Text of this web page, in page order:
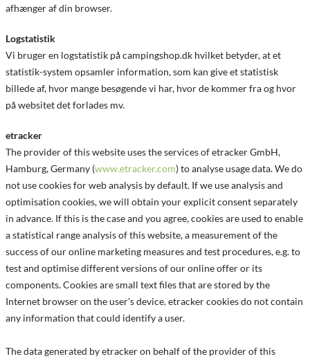
afhænger af din browser.
Logstatistik
Vi bruger en logstatistik på campingshop.dk hvilket betyder, at et
statistik-system opsamler information, som kan give et statistisk
billede af, hvor mange besøgende vi har, hvor de kommer fra og hvor
på websitet det forlades mv.
etracker
The provider of this website uses the services of etracker GmbH,
Hamburg, Germany (www.etracker.com) to analyse usage data. We do
not use cookies for web analysis by default. If we use analysis and
optimisation cookies, we will obtain your explicit consent separately
in advance. If this is the case and you agree, cookies are used to enable
a statistical range analysis of this website, a measurement of the
success of our online marketing measures and test procedures, e.g. to
test and optimise different versions of our online offer or its
components. Cookies are small text files that are stored by the
Internet browser on the user's device. etracker cookies do not contain
any information that could identify a user.
The data generated by etracker on behalf of the provider of this